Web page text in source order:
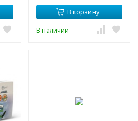
В корзину
В наличии